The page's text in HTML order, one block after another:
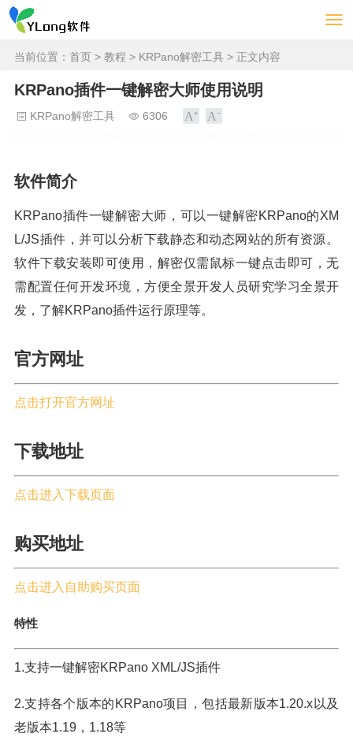
当前位置： 首页 > 教程 > KRPano解密工具 > 正文内容
KRPano插件一键解密大师使用说明
KRPano解密工具 6306
软件简介
KRPano插件一键解密大师，可以一键解密KRPano的XM
L/JS插件，并可以分析下载静态和动态网站的所有资源。
软件下载安装即可使用，解密仅需鼠标一键点击即可，无
需配置任何开发环境，方便全景开发人员研究学习全景开
发，了解KRPano插件运行原理等。
官方网址
点击打开官方网址
下载地址
点击进入下载页面
购买地址
点击进入自助购买页面
特性
1.支持一键解密KRPano XML/JS插件
2.支持各个版本的KRPano项目，包括最新版本1.20.x以及
老版本1.19，1.18等